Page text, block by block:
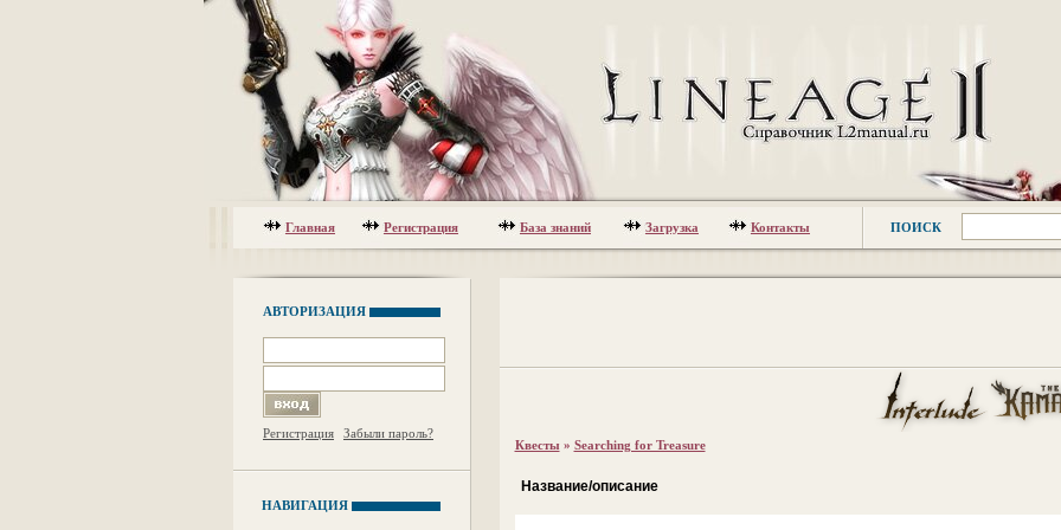
Главная Регистрация База знаний Загрузка Контакты ПОИСК
АВТОРИЗАЦИЯ
Регистрация Забыли пароль?
НАВИГАЦИЯ
Квесты » Searching for Treasure
Название/описание